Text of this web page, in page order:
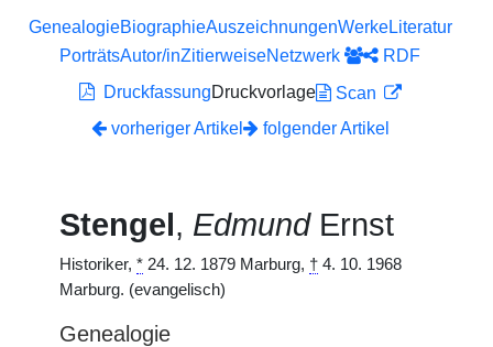
GenealogieBiographieAuszeichnungenWerkeLiteratur
PorträtsAutor/inZitierweiseNetzwerk
RDF
DruckfassungDruckvorlage
Scan
vorheriger Artikel
folgender Artikel
Stengel, EdmundErnst
Historiker, * 24. 12. 1879 Marburg, † 4. 10. 1968
Marburg. (evangelisch)
Genealogie